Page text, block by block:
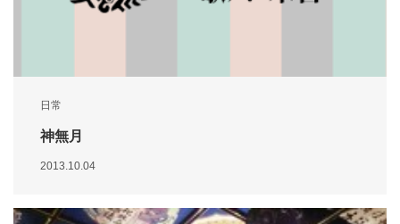
日常
神無月
2013.10.04